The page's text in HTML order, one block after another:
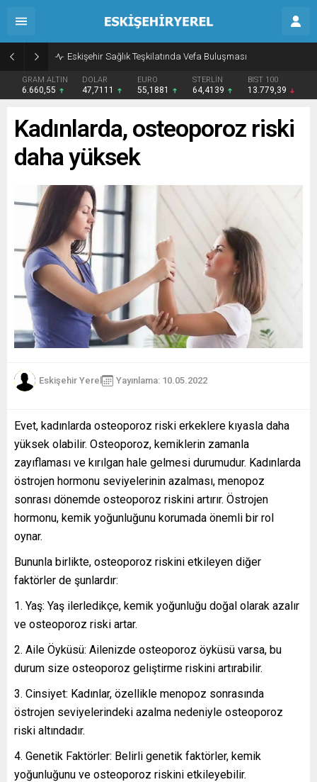
Eskişehir Sağlık Teşkilatında Vefa Buluşması
GRAM ALTIN
6.660,55
DOLAR
47,7111
EURO
55,1881
STERLİN
64,4139
BIST 100
13.779,39
Kadınlarda, osteoporoz riski
daha yüksek
Eskişehir Yerel Yayınlama: 10.05.2022
Evet, kadınlarda osteoporoz riski erkeklere kıyasla daha
yüksek olabilir. Osteoporoz, kemiklerin zamanla
zayıflaması ve kırılgan hale gelmesi durumudur. Kadınlarda
östrojen hormonu seviyelerinin azalması, menopoz
sonrası dönemde osteoporoz riskini artırır. Östrojen
hormonu, kemik yoğunluğunu korumada önemli bir rol
oynar.
Bununla birlikte, osteoporoz riskini etkileyen diğer
faktörler de şunlardır:
Yaş: Yaş ilerledikçe, kemik yoğunluğu doğal olarak azalır
ve osteoporoz riski artar.
Aile Öyküsü: Ailenizde osteoporoz öyküsü varsa, bu
durum size osteoporoz geliştirme riskini artırabilir.
Cinsiyet: Kadınlar, özellikle menopoz sonrasında
östrojen seviyelerindeki azalma nedeniyle osteoporoz
riski altındadır.
Genetik Faktörler: Belirli genetik faktörler, kemik
yoğunluğunu ve osteoporoz riskini etkileyebilir.